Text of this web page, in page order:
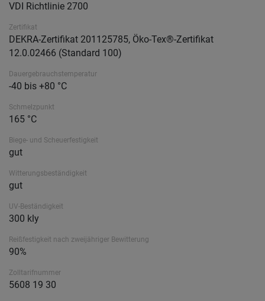
VDI Richtlinie 2700
Zertifikat
DEKRA-Zertifikat 201125785, Öko-Tex®-Zertifikat
12.0.02466 (Standard 100)
Dauergebrauchstemperatur
-40 bis +80 °C
Schmelzpunkt
165 °C
Biege- und Scheuerfestigkeit
gut
Witterungsbeständigkeit
gut
UV-Beständigkeit
300 kly
Reißfestigkeit nach zweijähriger Bewitterung
90%
Zolltarifnummer
5608 19 30